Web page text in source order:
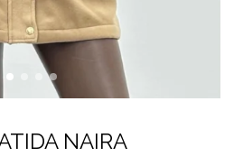
NAIRA